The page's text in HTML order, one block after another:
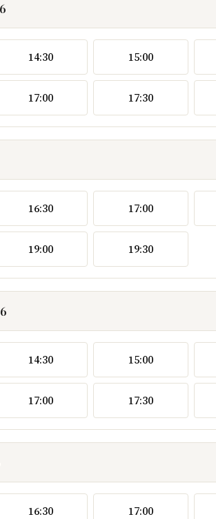
14:30 15:00
17:00 17:30
16:30 17:00
19:00 19:30
14:30 15:00
17:00 17:30
16:30 17:00